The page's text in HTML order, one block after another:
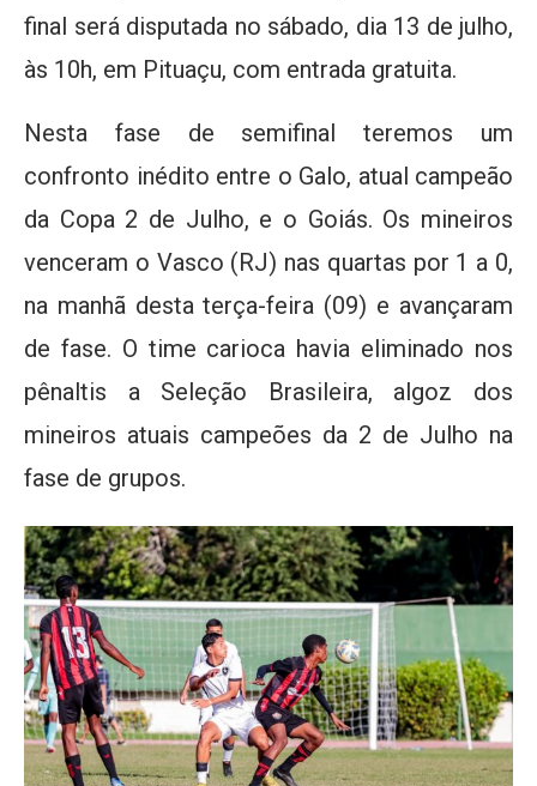
final será disputada no sábado, dia 13 de julho,
às 10h, em Pituaçu, com entrada gratuita.
Nesta fase de semifinal teremos um
confronto inédito entre o Galo, atual campeão
da Copa 2 de Julho, e o Goiás. Os mineiros
venceram o Vasco (RJ) nas quartas por 1 a 0,
na manhã desta terça-feira (09) e avançaram
de fase. O time carioca havia eliminado nos
pênaltis a Seleção Brasileira, algoz dos
mineiros atuais campeões da 2 de Julho na
fase de grupos.